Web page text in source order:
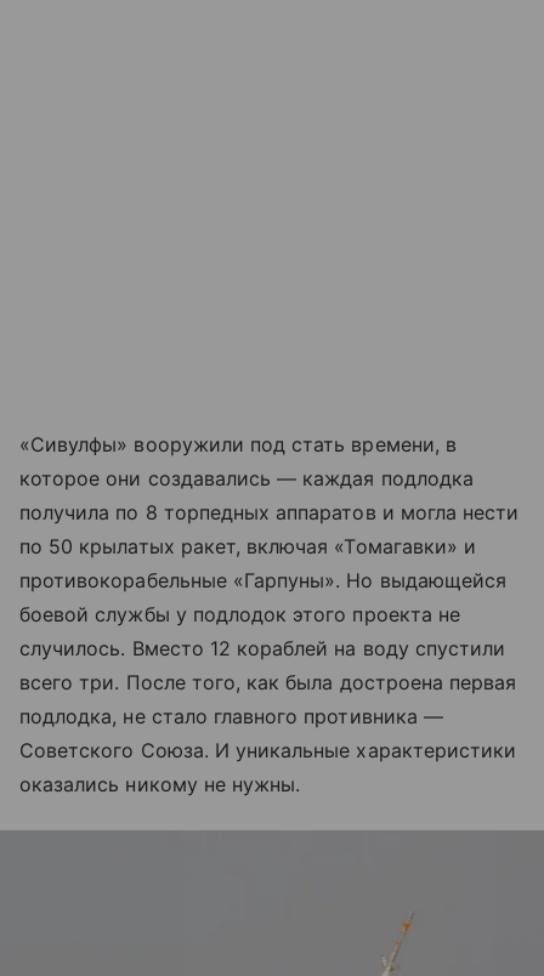
«Сивулфы» вооружили под стать времени, в
которое они создавались — каждая подлодка
получила по 8 торпедных аппаратов и могла нести
по 50 крылатых ракет, включая «Томагавки» и
противокорабельные «Гарпуны». Но выдающейся
боевой службы у подлодок этого проекта не
случилось. Вместо 12 кораблей на воду спустили
всего три. После того, как была достроена первая
подлодка, не стало главного противника —
Советского Союза. И уникальные характеристики
оказались никому не нужны.